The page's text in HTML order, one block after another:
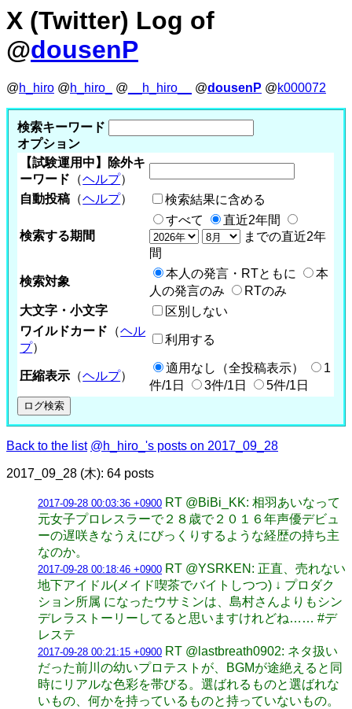
X (Twitter) Log of
@dousenP
@h_hiro @h_hiro_ @ __h_hiro__ @dousenP @k000072
検索キーワード
オプション
【試験運用中】除外キ
ーワード （ヘルプ）
自動投稿 （ヘルプ） 検索結果に含める
検索する期間
すべて
直近2年間
までの直近2年
間
検索対象
本人の発言・RTともに
本
人の発言のみ
RTのみ
大文字・小文字
区別しない
ワイルドカード （ヘル
プ）
利用する
圧縮表示 （ヘルプ）
適用なし（全投稿表示）
1
件/1日
3件/1日 5件/1日
Back to the list @h_hiro_'s posts on 2017_09_28
2017_09_28 (木): 64 posts
2017-09-28 00:03:36 +0900 RT @BiBi_KK: 相羽あいなって
元女子プロレスラーで２８歳で２０１６年声優デビュ
ーの遅咲きなうえにびっくりするような経歴の持ち主
なのか。
2017-09-28 00:18:46 +0900 RT @YSRKEN: 正直、売れない
地下アイドル(メイド喫茶でバイトしつつ) ↓ プロダク
ション所属 になったウサミンは、島村さんよりもシン
デレラストーリーしてると思いますけれどね…… #デ
レステ
2017-09-28 00:21:15 +0900 RT @lastbreath0902: ネタ扱い
だった前川の幼いプロテストが、BGMが途絶えると同
時にリアルな色彩を帯びる。選ばれるものと選ばれな
いもの、何かを持っているものと持っていないもの。